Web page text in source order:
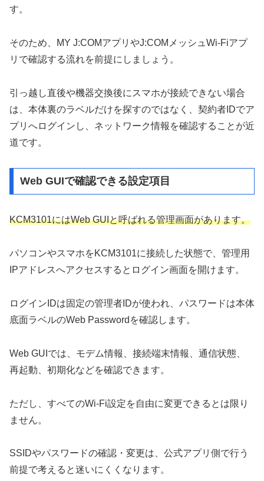
す。
そのため、MY J:COMアプリやJ:COMメッシュWi-Fiアプ
リで確認する流れを前提にしましょう。
引っ越し直後や機器交換後にスマホが接続できない場合
は、本体裏のラベルだけを探すのではなく、契約者IDでア
プリへログインし、ネットワーク情報を確認することが近
道です。
Web GUIで確認できる設定項目
KCM3101にはWeb GUIと呼ばれる管理画面があります。
パソコンやスマホをKCM3101に接続した状態で、管理用
IPアドレスへアクセスするとログイン画面を開けます。
ログインIDは固定の管理者IDが使われ、パスワードは本体
底面ラベルのWeb Passwordを確認します。
Web GUIでは、モデム情報、接続端末情報、通信状態、
再起動、初期化などを確認できます。
ただし、すべてのWi-Fi設定を自由に変更できるとは限り
ません。
SSIDやパスワードの確認・変更は、公式アプリ側で行う
前提で考えると迷いにくくなります。